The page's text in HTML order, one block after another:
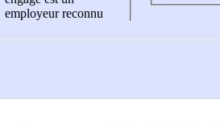
employeur reconnu